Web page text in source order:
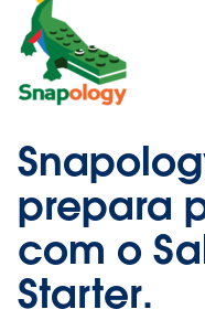
prepara
com o
Starter.